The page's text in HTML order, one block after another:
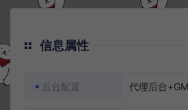
信息属性
后台配置 代理后台